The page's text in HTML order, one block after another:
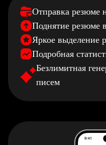
Отправка резюме
Поднятие резюме
Яркое выделение
Подробная
Безлимитная
писем